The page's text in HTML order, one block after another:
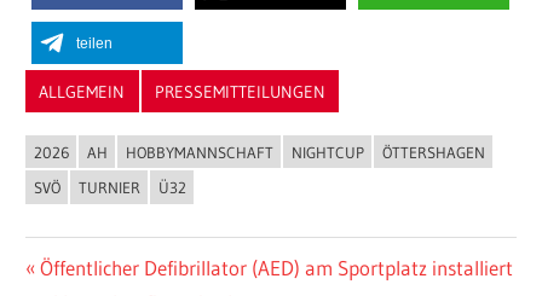
teilen
ALLGEMEIN PRESSEMITTEILUNGEN
2026 AH HOBBYMANNSCHAFT NIGHTCUP
ÖTTERSHAGEN
SVÖ
TURNIER Ü32
Beitragsnavigation
Vorheriger
Öffentlicher Defibrillator (AED) am Sportplatz installiert